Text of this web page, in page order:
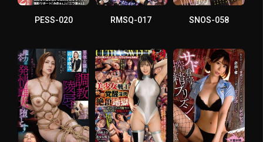
PESS-020 RMSQ-017 SNOS-058